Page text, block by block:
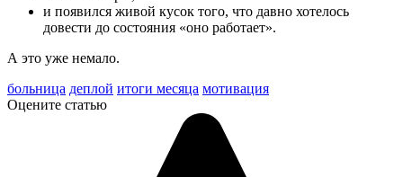
и появился живой кусок того, что давно хотелось
довести до состояния «оно работает».
А это уже немало.
больница деплой итоги месяца мотивация
Оцените статью